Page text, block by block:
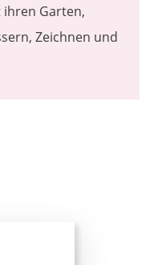
Garten,
Zeichnen und